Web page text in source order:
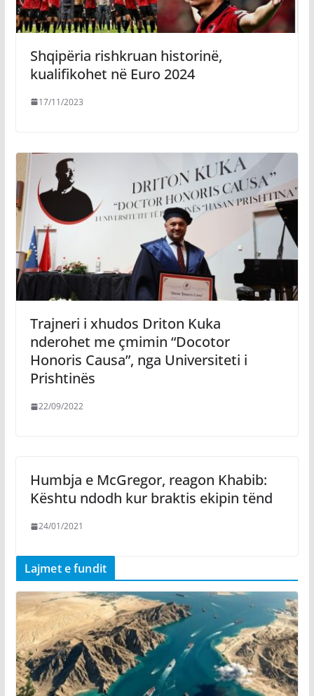
Shqipëria rishkruan historinë,
kualifikohet në Euro 2024
17/11/2023
Trajneri i xhudos Driton Kuka
nderohet me çmimin “Docotor
Honoris Causa”, nga Universiteti i
Prishtinës
22/09/2022
Humbja e McGregor, reagon Khabib:
Kështu ndodh kur braktis ekipin tënd
24/01/2021
Lajmet e fundit